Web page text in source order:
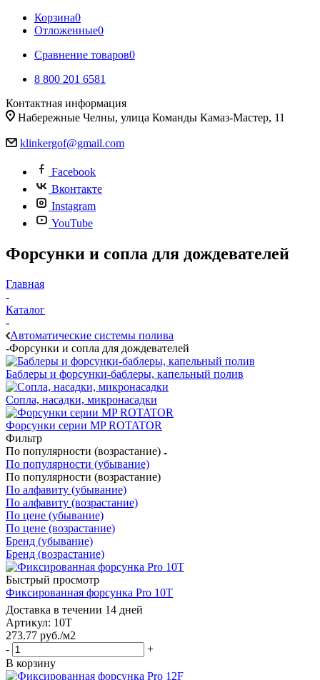
Корзина0
Отложенные0
Сравнение товаров0
8 800 201 6581
Контактная информация
Набережные Челны, улица Команды Камаз-Мастер, 11
klinkergof@gmail.com
Facebook
Вконтакте
Instagram
YouTube
Форсунки и сопла для дождевателей
Главная
-
Каталог
-
Автоматические системы полива
-Форсунки и сопла для дождевателей
Баблеры и форсунки-баблеры, капельный полив
Сопла, насадки, микронасадки
Форсунки серии MP ROTATOR
Фильтр
По популярности (возрастание)
По популярности (убывание)
По популярности (возрастание)
По алфавиту (убывание)
По алфавиту (возрастание)
По цене (убывание)
По цене (возрастание)
Бренд (убывание)
Бренд (возрастание)
Быстрый просмотр
Фиксированная форсунка Pro 10T
Доставка в течении 14 дней
Артикул: 10T
273.77 руб./м2
-
+
В корзину